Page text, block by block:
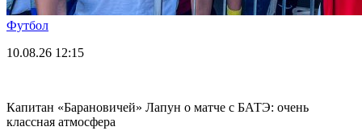
Футбол
10.08.26 12:15
Капитан «Барановичей» Лапун о матче с БАТЭ: очень
классная атмосфера